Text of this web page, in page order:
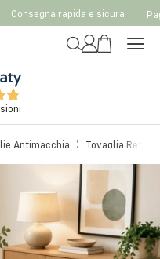
Consegna rapida e sicura
Antimacchia Tovaglia